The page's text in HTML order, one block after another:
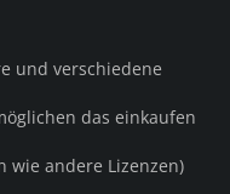
und verschiedene
das einkaufen
wie andere Lizenzen)